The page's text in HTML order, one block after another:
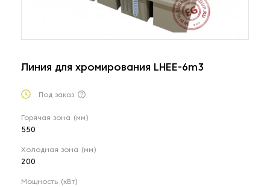
Линия для хромирования LHEE-6m3
Под заказ
Горячая зона (мм)
550
Холодная зона (мм)
200
Мощность (кВт)